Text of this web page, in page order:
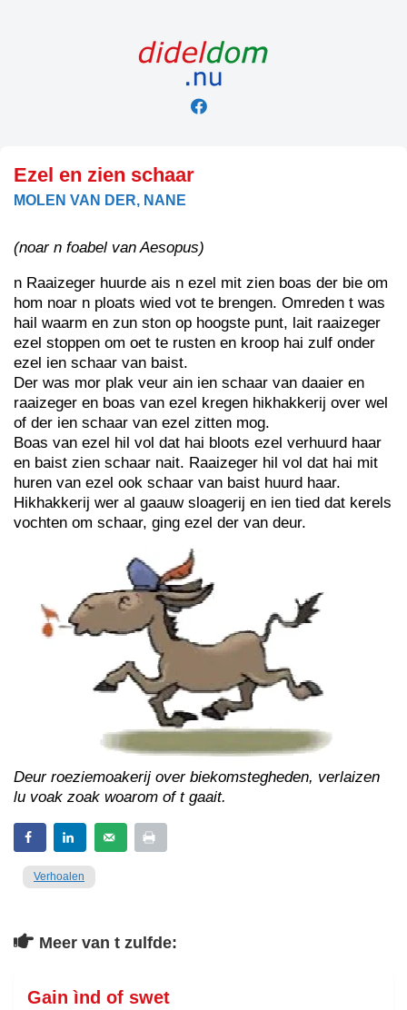
Ezel en zien schaar
MOLEN VAN DER, NANE
(noar n foabel van Aesopus)
n Raaizeger huurde ais n ezel mit zien boas der bie om
hom noar n ploats wied vot te brengen. Omreden t was
hail waarm en zun ston op hoogste punt, lait raaizeger
ezel stoppen om oet te rusten en kroop hai zulf onder
ezel ien schaar van baist.
Der was mor plak veur ain ien schaar van daaier en
raaizeger en boas van ezel kregen hikhakkerij over wel
of der ien schaar van ezel zitten mog.
Boas van ezel hil vol dat hai bloots ezel verhuurd haar
en baist zien schaar nait. Raaizeger hil vol dat hai mit
huren van ezel ook schaar van baist huurd haar.
Hikhakkerij wer al gaauw sloagerij en ien tied dat kerels
vochten om schaar, ging ezel der van deur.
Deur roeziemoakerij over biekomstegheden, verlaizen
lu voak zoak woarom of t gaait.
Verhoalen
Meer van t zulfde:
Gain ìnd of swet